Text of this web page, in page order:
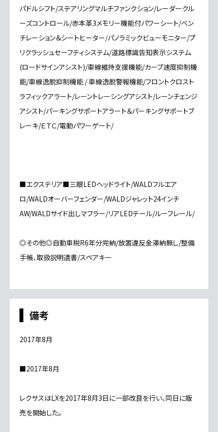
パドルシフト/ステアリングマルチファンクション/レーダークル
ーズコントロール/赤本革3メモリー機能付パワーシート/ベン
チレーション＆シートヒーター/パノラミックビューモニター/プ
リクラッシュセーフティシステム/道路標識告知表示システム
(ロードサインアシスト)/車線維持支援機能/カーブ速度抑制機
能/車線逸脱抑制機能 / 車線逸脱警報機能/フロントクロスト
ラフィックアラート/レーントレーシングアシスト/レーンチェンジ
アシスト/パーキングサポートアラート＆パーキングサポートブ
レーキ/ＥＴＣ/電動パワーゲート/
■エクステリア■三眼LEDヘッドライト/WALDフルエア
ロ/WALDオーバーフェンダー/WALDジャレット24インチ
AW/WALDサイド出しマフラー/リアLEDテール/ルーフレール/
◎その他◎自動車税R6年分完納/放置違反金滞納無し/整備
手帳、取扱説明遺書/スペアキー
備考
2017年8月
■2017年8月
レクサスはLXを2017年8月3日に一部改良を行い、同日に販
売を開始した。